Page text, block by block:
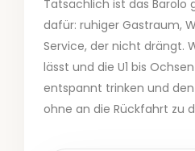
Tatsächlich ist das Barolo
dafür: ruhiger Gastraum,
Service, der nicht drängt.
lässt und die U1 bis
entspannt trinken und
ohne an die Rückfahrt zu